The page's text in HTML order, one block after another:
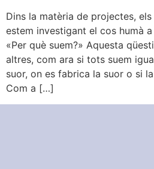
Dins la matèria de projectes,
estem investigant el cos humà
«Per què suem?» Aquesta
altres, com ara si tots suem
suor, on es fabrica la suor o si
Com a […]